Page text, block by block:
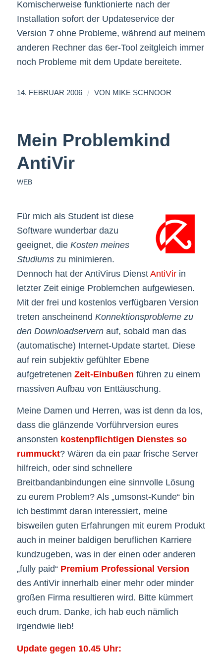
Komischerweise funktionierte nach der
Installation sofort der Updateservice der
Version 7 ohne Probleme, während auf meinem
anderen Rechner das 6er-Tool zeitgleich immer
noch Probleme mit dem Update bereitete.
14. FEBRUAR 2006 / VON MIKE SCHNOOR
Mein Problemkind
AntiVir
WEB
Für mich als Student ist diese
Software wunderbar dazu
geeignet, die Kosten meines
Studiums zu minimieren.
Dennoch hat der AntiVirus Dienst AntiVirin
letzter Zeit einige Problemchen aufgewiesen.
Mit der frei und kostenlos verfügbaren Version
treten anscheinend Konnektionsprobleme zu
den Downloadservernauf, sobald man das
(automatische) Internet-Update startet. Diese
auf rein subjektiv gefühlter Ebene
aufgetretenen Zeit-Einbußen führen zu einem
massiven Aufbau von Enttäuschung.
Meine Damen und Herren, was ist denn da los,
dass die glänzende Vorführversion eures
ansonsten kostenpflichtigen Dienstes so
rummuckt? Wären da ein paar frische Server
hilfreich, oder sind schnellere
Breitbandanbindungen eine sinnvolle Lösung
zu eurem Problem? Als „umsonst-Kunde“ bin
ich bestimmt daran interessiert, meine
bisweilen guten Erfahrungen mit eurem Produkt
auch in meiner baldigen beruflichen Karriere
kundzugeben, was in der einen oder anderen
„fully paid“ Premium Professional Version
des AntiVir innerhalb einer mehr oder minder
großen Firma resultieren wird. Bitte kümmert
euch drum. Danke, ich hab euch nämlich
irgendwie lieb!
Update gegen 10.45 Uhr: